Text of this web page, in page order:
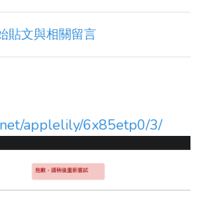
貼文與相關留言
applelily/6x85etp0/3/